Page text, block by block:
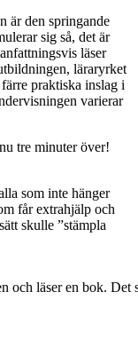
är den springande
sig så, det är
läser
läraryrket
praktiska inslag i
varierar
tre minuter över!
som inte hänger
får extrahjälp och
skulle ”stämpla
och läser en bok. Det